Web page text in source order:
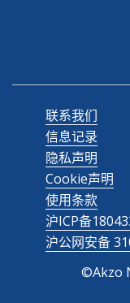
联系我们
信息记录
隐私声明
Cookie声明
使用条款
沪ICP备
沪公网安备
©Akzo